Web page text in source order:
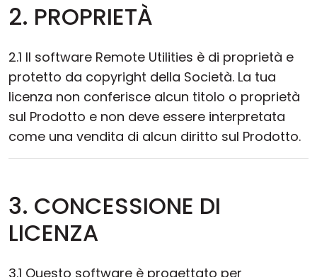
2. PROPRIETÀ
2.1 Il software Remote Utilities è di proprietà e
protetto da copyright della Società. La tua
licenza non conferisce alcun titolo o proprietà
sul Prodotto e non deve essere interpretata
come una vendita di alcun diritto sul Prodotto.
3. CONCESSIONE DI
LICENZA
3.1 Questo software è progettato per